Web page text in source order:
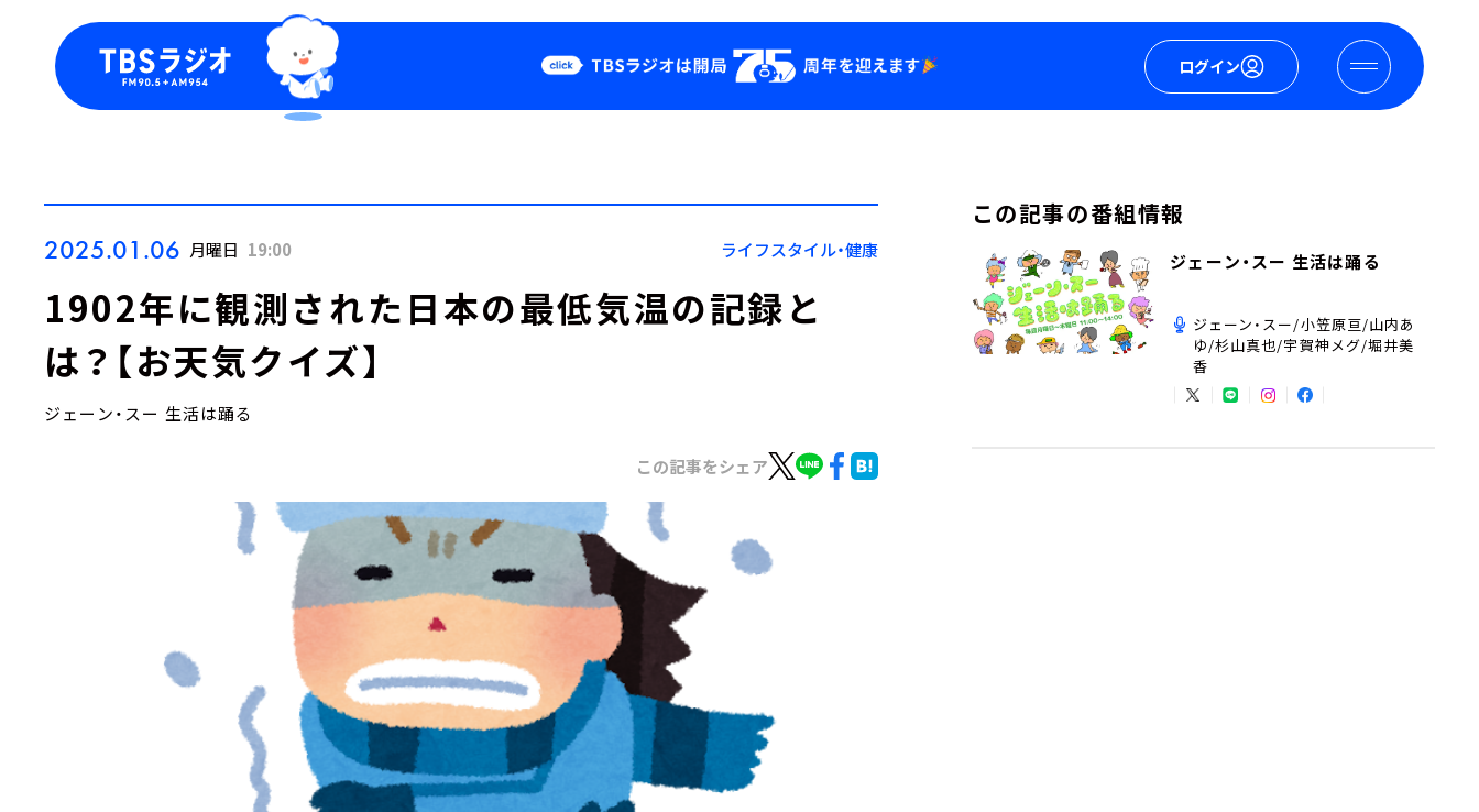
ログイン
Podcast
YouTube
会社情報
2025.01.06 月曜日 19:00 ライフスタイル・健康
1902年に観測された日本の最低気温の記録と
は？【お天気クイズ】
ジェーン・スー 生活は踊る
この記事をシェア
この記事の番組情報
ジェーン・スー 生活は踊る
ジェーン・スー/小笠原亘/山内あ
ゆ/杉山真也/宇賀神メグ/堀井美
香